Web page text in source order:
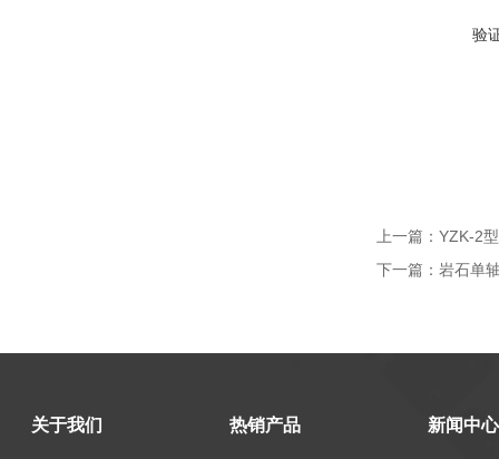
验
上一篇： YZK-2
下一篇： 岩石单
关于我们 热销产品 新闻中心